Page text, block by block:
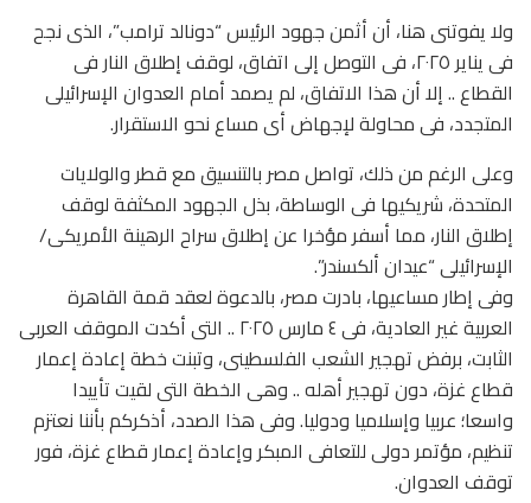
ولا يفوتنى هنا، أن أثمن جهود الرئيس “دونالد ترامب”، الذى نجح
فى يناير ٢٠٢٥، فى التوصل إلى اتفاق، لوقف إطلاق النار فى
القطاع .. إلا أن هذا الاتفاق، لم يصمد أمام العدوان الإسرائيلى
المتجدد، فى محاولة لإجهاض أى مساع نحو الاستقرار.
وعلى الرغم من ذلك، تواصل مصر بالتنسيق مع قطر والولايات
المتحدة، شريكيها فى الوساطة، بذل الجهود المكثفة لوقف
إطلاق النار، مما أسفر مؤخرا عن إطلاق سراح الرهينة الأمريكى/
الإسرائيلى “عيدان ألكسندر”.
وفى إطار مساعيها، بادرت مصر، بالدعوة لعقد قمة القاهرة
العربية غير العادية، فى ٤ مارس ٢٠٢٥ .. التى أكدت الموقف العربى
الثابت، برفض تهجير الشعب الفلسطينى، وتبنت خطة إعادة إعمار
قطاع غزة، دون تهجير أهله .. وهى الخطة التى لقيت تأييدا
واسعا؛ عربيا وإسلاميا ودوليا. وفى هذا الصدد، أذكركم بأننا نعتزم
تنظيم، مؤتمر دولى للتعافى المبكر وإعادة إعمار قطاع غزة، فور
توقف العدوان.